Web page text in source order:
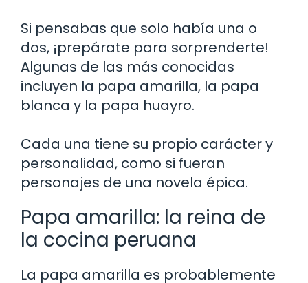
Si pensabas que solo había una o
dos, ¡prepárate para sorprenderte!
Algunas de las más conocidas
incluyen la papa amarilla, la papa
blanca y la papa huayro.
Cada una tiene su propio carácter y
personalidad, como si fueran
personajes de una novela épica.
Papa amarilla: la reina de
la cocina peruana
La papa amarilla es probablemente